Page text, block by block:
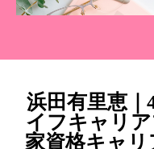
浜田有里恵｜
イフキャリ
家資格キャリ